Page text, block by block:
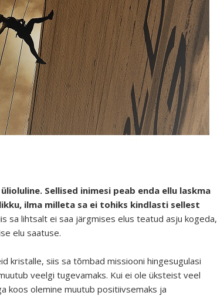
Sellised inimesi peab enda ellu laskma
ilma milleta sa ei tohiks kindlasti sellest
sa lihtsalt ei saa järgmises elus teatud asju kogeda,
elu saatuse.
kristalle, siis sa tõmbad missiooni hingesugulasi
veelgi tugevamaks. Kui ei ole üksteist veel
koos olemine muutub positiivsemaks ja